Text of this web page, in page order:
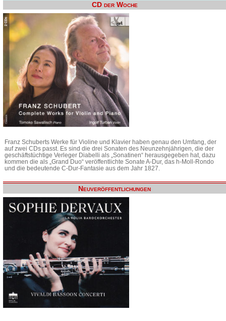
CD der Woche
Franz Schuberts Werke für Violine und Klavier haben genau den Umfang, der
auf zwei CDs passt. Es sind die drei Sonaten des Neunzehnjährigen, die der
geschäftstüchtige Verleger Diabelli als „Sonatinen“ herausgegeben hat, dazu
kommen die als „Grand Duo“ veröffentlichte Sonate A-Dur, das h-Moll-Rondo
und die bedeutende C-Dur-Fantasie aus dem Jahr 1827.
Neuveröffentlichungen